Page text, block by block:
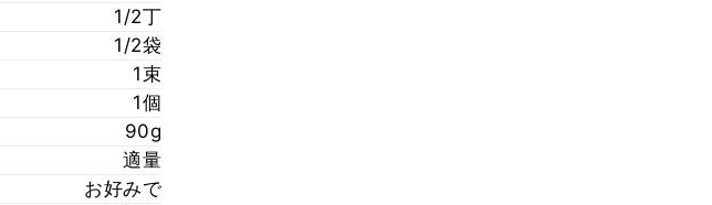
1/2丁
1/2袋
1束
1個
90g
適量
お好みで